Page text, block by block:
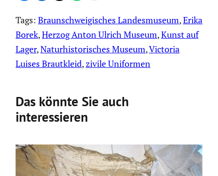
Tags: Braunschweigisches Landesmuseum, Erika
Borek, Herzog Anton Ulrich Museum, Kunst auf
Lager, Naturhistorisches Museum, Victoria
Luises Brautkleid, zivile Uniformen
Das könnte Sie auch
interessieren